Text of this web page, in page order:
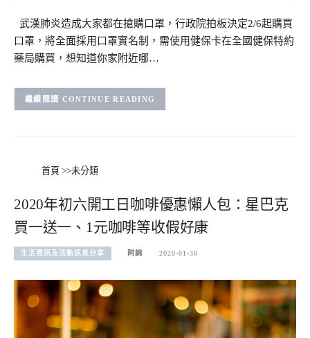
武漢肺炎造成大家都在搶購口罩，行政院拍板決定2/6起購買
口罩，將全面採用口罩實名制，需使用健保卡在全國健保特約
藥局購買，想知道你家附近哪…
CONTINUE READING
首頁 >>未分類
2020年初六開工日咖啡優惠懶人包：星巴克
買一送一、1元咖啡等收假好康
生活資訊及活動訊息分享 阿綿 2020-01-30